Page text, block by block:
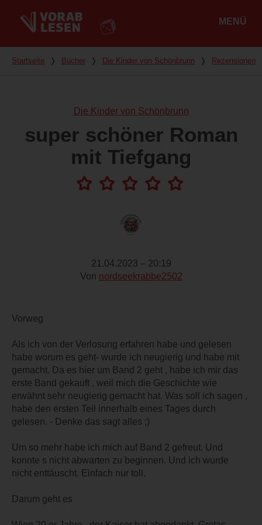
MENÜ
Du bist hier
Startseite ❭ Bücher ❭ Die Kinder von Schönbrunn ❭ Rezensionen
Die Kinder von Schönbrunn
super schöner Roman
mit Tiefgang
21.04.2023 – 20:19
Von nordseekrabbe2502
Vorweg
Als ich von der Verlosung erfahren habe und gelesen
habe worum es geht- wurde ich neugierig und habe mit
gemacht. Da es hier um Band 2 geht , habe ich mir das
erste Band gekauft , weil mich die Geschichte wie
erwähnt sehr neugierig gemacht hat. Was soll ich sagen ,
habe den ersten Teil innerhalb eines Tages durch
gelesen. - Denke das sagt alles ;)
Um so mehr habe ich mich auf Band 2 gefreut. Und
konnte s nicht abwarten zu beginnen. Und ich wurde
nicht enttäuscht. Einfach nur toll.
Darum geht es